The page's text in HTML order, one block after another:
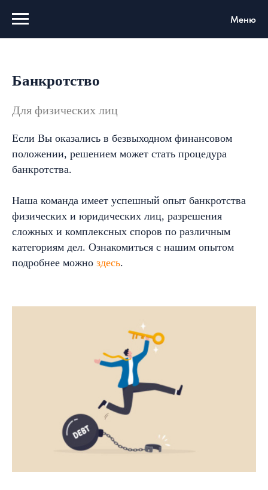
Меню
Банкротство
Для физических лиц
Если Вы оказались в безвыходном финансовом
положении, решением может стать процедура
банкротства.
Наша команда имеет успешный опыт банкротства
физических и юридических лиц, разрешения
сложных и комплексных споров по различным
категориям дел. Ознакомиться с нашим опытом
подробнее можно здесь.